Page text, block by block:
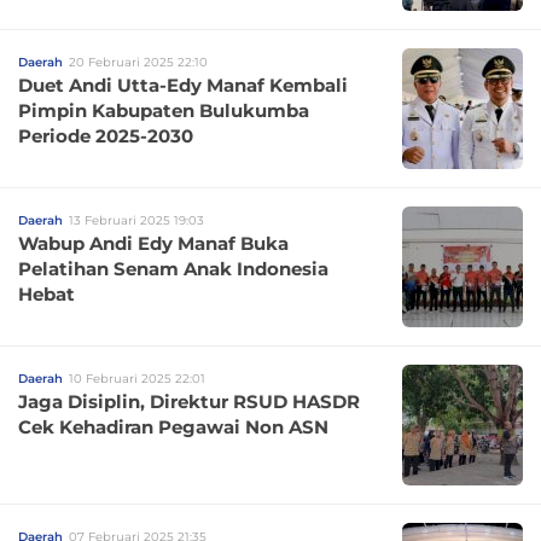
Daerah 20 Februari 2025 22:10
Duet Andi Utta-Edy Manaf Kembali
Pimpin Kabupaten Bulukumba
Periode 2025-2030
Daerah 13 Februari 2025 19:03
Wabup Andi Edy Manaf Buka
Pelatihan Senam Anak Indonesia
Hebat
Daerah 10 Februari 2025 22:01
Jaga Disiplin, Direktur RSUD HASDR
Cek Kehadiran Pegawai Non ASN
Daerah 07 Februari 2025 21:35